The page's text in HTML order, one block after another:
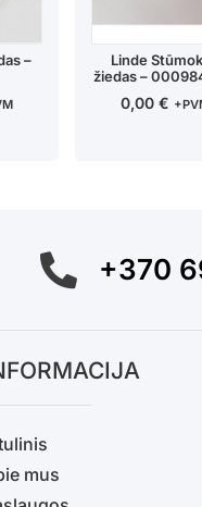
–
Linde
žiedas –
0,00 €
+370
mus